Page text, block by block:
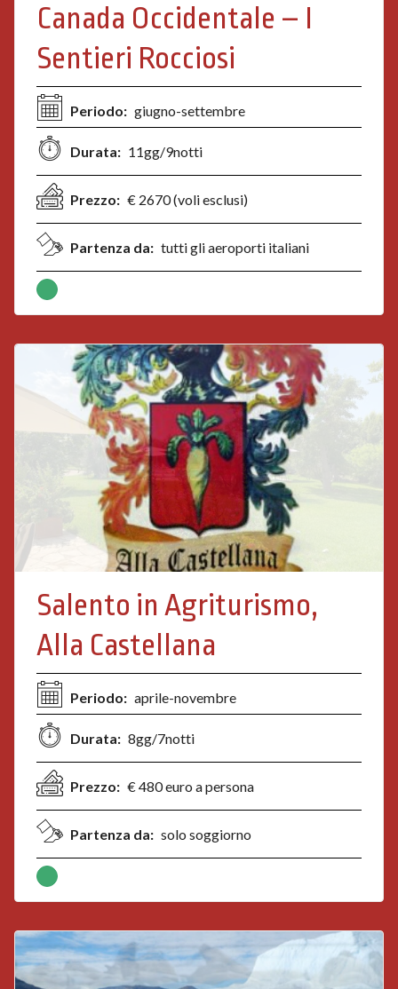
Canada Occidentale – I
Sentieri Rocciosi
Periodo: giugno-settembre
Durata: 11gg/9notti
Prezzo: € 2670 (voli esclusi)
Partenza da: tutti gli aeroporti italiani
Salento in Agriturismo,
Alla Castellana
Periodo: aprile-novembre
Durata: 8gg/7notti
Prezzo: € 480 euro a persona
Partenza da: solo soggiorno